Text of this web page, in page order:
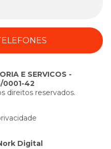
E SERVICOS -
0001-42
direitos reservados.
Digital